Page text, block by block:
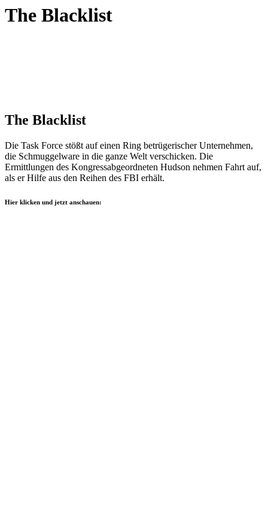
The Blacklist
The Blacklist
Die Task Force stößt auf einen Ring betrügerischer Unternehmen,
die Schmuggelware in die ganze Welt verschicken. Die
Ermittlungen des Kongressabgeordneten Hudson nehmen Fahrt auf,
als er Hilfe aus den Reihen des FBI erhält.
Hier klicken und jetzt anschauen: